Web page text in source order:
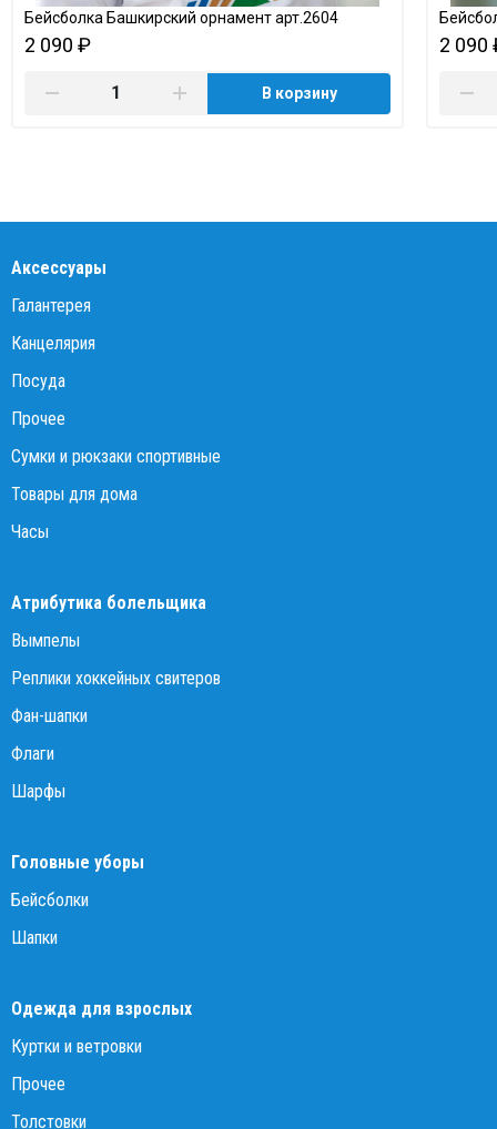
Бейсболка Башкирский орнамент арт.2604
2 090 ₽
В корзину
2 090
Аксессуары
Галантерея
Канцелярия
Посуда
Прочее
Сумки и рюкзаки спортивные
Товары для дома
Часы
Атрибутика болельщика
Вымпелы
Реплики хоккейных свитеров
Фан-шапки
Флаги
Шарфы
Головные уборы
Бейсболки
Шапки
Одежда для взрослых
Куртки и ветровки
Прочее
Толстовки